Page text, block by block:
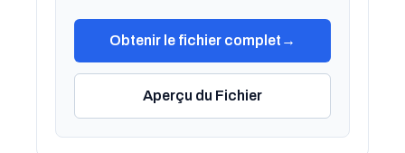
Obtenir le fichier complet →
Aperçu du Fichier